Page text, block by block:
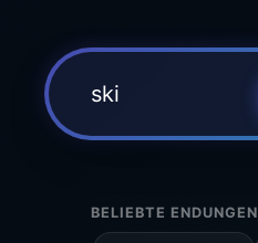
BELIEBTE ENDUNGEN